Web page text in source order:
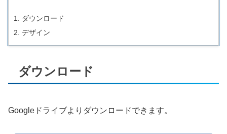
ダウンロード
デザイン
ダウンロード
Googleドライブよりダウンロードできます。